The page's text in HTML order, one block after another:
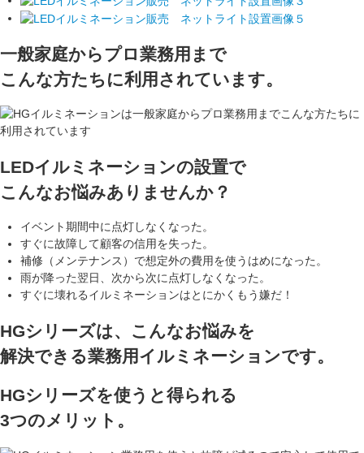
一般家庭からプロ業務用まで
こんな方たちに利用されています。
LEDイルミネーションの設置で
こんなお悩みありませんか？
イベント期間中に点灯しなくなった。
すぐに故障して顧客の信用を失った。
補修（メンテナンス）で想定外の費用を使うはめになった。
雨が降った翌日、次から次に点灯しなくなった。
すぐに壊れるイルミネーションはとにかくもう嫌だ！
HGシリーズは、こんなお悩みを
解決できる業務用イルミネーションです。
HGシリーズを使うと得られる
3つのメリット。